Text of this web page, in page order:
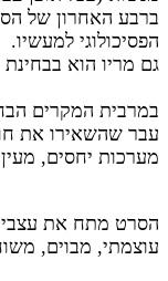
ברבע האחרון של
הפסיכולוגי למעשיו.
גם מריו הוא בבחינת LOST AND FOUND
במרבית המקרים
עבר שהשאירו את
מערכות יחסים,
הסרט מתח את
עוצמתי, מבוים,